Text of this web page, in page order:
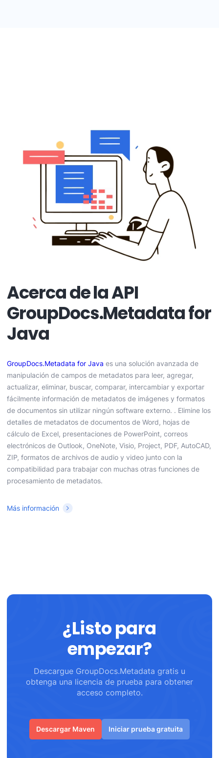
Acerca de la API
GroupDocs.Metadata for
Java
GroupDocs.Metadata for Java es una solución avanzada de
manipulación de campos de metadatos para leer, agregar,
actualizar, eliminar, buscar, comparar, intercambiar y exportar
fácilmente información de metadatos de imágenes y formatos
de documentos sin utilizar ningún software externo. . Elimine los
detalles de metadatos de documentos de Word, hojas de
cálculo de Excel, presentaciones de PowerPoint, correos
electrónicos de Outlook, OneNote, Visio, Project, PDF, AutoCAD,
ZIP, formatos de archivos de audio y video junto con la
compatibilidad para trabajar con muchas otras funciones de
procesamiento de metadatos.
Más información
¿Listo para
empezar?
Descargue GroupDocs.Metadata gratis u
obtenga una licencia de prueba para obtener
acceso completo.
Descargar Maven Iniciar prueba gratuita